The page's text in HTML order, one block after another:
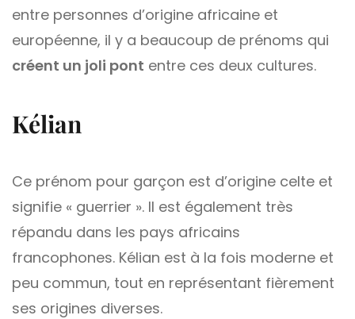
entre personnes d’origine africaine et
européenne, il y a beaucoup de prénoms qui
créent un joli pont entre ces deux cultures.
Kélian
Ce prénom pour garçon est d’origine celte et
signifie « guerrier ». Il est également très
répandu dans les pays africains
francophones. Kélian est à la fois moderne et
peu commun, tout en représentant fièrement
ses origines diverses.